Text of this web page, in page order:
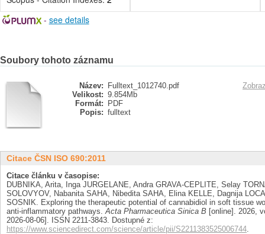
- see details
Soubory tohoto záznamu
Název:
Fulltext_1012740.pdf
Velikost: 9.854Mb
Formát:
PDF
Popis: fulltext
Citace ČSN ISO 690:2011
Citace článku v časopise:
DUBNIKA, Arita, Inga JURGELANE, Andra GRAVA-CEPLITE, Selay
SOLOVYOV, Nabanita SAHA, Nibedita SAHA, Elina KELLE, Dagnija
SOSNIK. Exploring the therapeutic potential of cannabidiol in soft tissue
anti-inflammatory pathways.Acta Pharmaceutica Sinica B [online]. 2026,
2026-08-06]. ISSN 2211-3843. Dostupné z:
https://www.sciencedirect.com/science/article/pii/S2211383525006744.